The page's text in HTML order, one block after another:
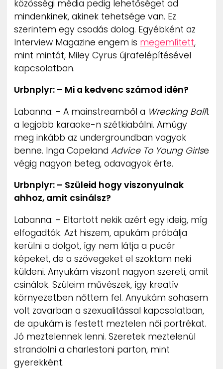
közösségi média pedig lehetőséget ad
mindenkinek, akinek tehetsége van. Ez
szerintem egy csodás dolog. Egyébként az
Interview Magazine engem is megemlített,
mint mintát, Miley Cyrus újrafelépítésével
kapcsolatban.
Urbnplyr: – Mi a kedvenc számod idén?
Labanna: – A mainstreamből a Wrecking Ballt
a legjobb karaoke-n szétkiabálni. Amúgy
meg inkább az undergroundban vagyok
benne. Inga Copeland Advice To Young Girlse
végig nagyon beteg, odavagyok érte.
Urbnplyr: – Szüleid hogy viszonyulnak
ahhoz, amit csinálsz?
Labanna: – Eltartott nekik azért egy ideig, míg
elfogadták. Azt hiszem, apukám próbálja
kerülni a dolgot, így nem látja a pucér
képeket, de a szövegeket el szoktam neki
küldeni. Anyukám viszont nagyon szereti, amit
csinálok. Szüleim művészek, így kreatív
környezetben nőttem fel. Anyukám sohasem
volt zavarban a szexualitással kapcsolatban,
de apukám is festett meztelen női portrékat.
Jó meztelennek lenni. Szeretek meztelenül
strandolni a charlestoni parton, mint
gyerekként.